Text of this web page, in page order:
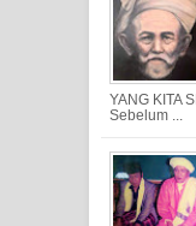
YANG KITA
Sebelum ...